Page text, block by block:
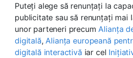
Puteți alege să renunțați la
publicitate sau să renunțați mai
unor parteneri precum Alianța
digitală, Alianța europeană
digitală interactivă iar cel